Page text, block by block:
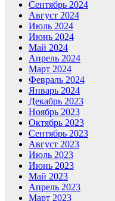
Сентябрь 2024
Август 2024
Июль 2024
Июнь 2024
Май 2024
Апрель 2024
Март 2024
Февраль 2024
Январь 2024
Декабрь 2023
Ноябрь 2023
Октябрь 2023
Сентябрь 2023
Август 2023
Июль 2023
Июнь 2023
Май 2023
Апрель 2023
Март 2023